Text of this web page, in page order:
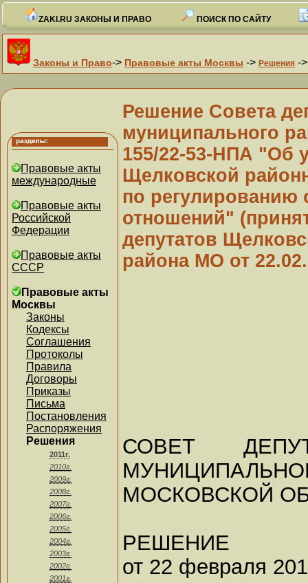
ZAKI.RU ЗАКОНЫ И ПРАВО ПОИСК ПО САЙТУ
Законы и Право-> Правовые акты Москвы -> Решения -
Правовые акты
международные
Правовые акты
Российской
Федерации
Правовые акты
СССР
Правовые акты
Москвы
Законы
Кодексы
Соглашения
Протоколы
Правила
Договоры
Приказы
Письма
Постановления
Распоряжения
Решения
2011г.
2010г.
2009г.
2008г.
2007г.
2006г.
2005г.
2004г.
2003г.
2002г.
2001г.
Решение Совета
муниципального
155/22-53-НПА "Об
Щелковской
по регулированию
отношений"
депутатов
района МО от
СОВЕТ
МОСКОВСКОЙ
РЕШЕНИЕ
от 22 февраля